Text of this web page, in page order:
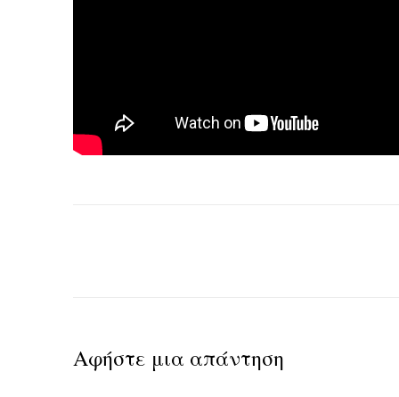
Αφήστε μια απάντηση